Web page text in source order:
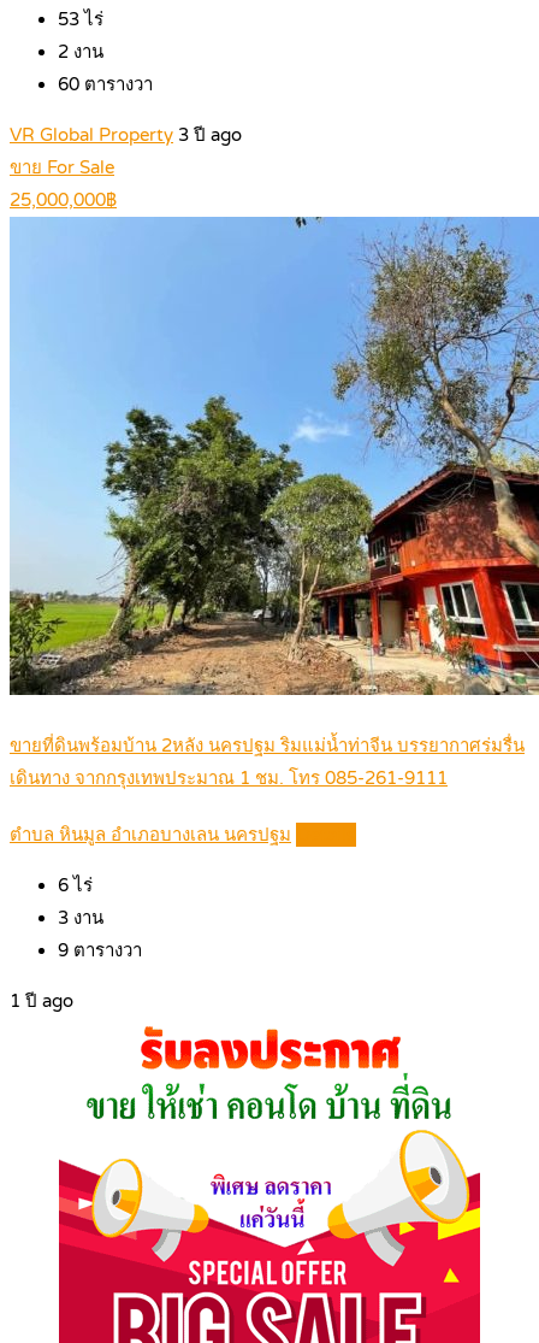
53ไร่
2 งาน
60 ตารางวา
VR Global Property 3 ปี ago
ขาย For Sale
25,000,000฿
ขายที่ดินพร้อมบ้าน 2หลัง นครปฐม ริมแม่น้ำท่าจีน บรรยากาศร่มรื่น
เดินทาง จากกรุงเทพประมาณ 1 ชม. โทร 085-261-9111
ตำบล หินมูล อำเภอบางเลน นครปฐม
6ไร่
3 งาน
9 ตารางวา
1 ปี ago